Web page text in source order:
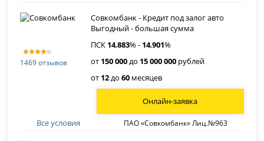
1469 отзывов
Совкомбанк - Кредит под залог авто
Выгодный - большая сумма
ПСК 14,883% - 14,901%
от 150 000до 15 000 000 рублей
от 12до60 месяцев
Все условия ПАО «Совкомбанк» Лиц.№963
Онлайн-заявка